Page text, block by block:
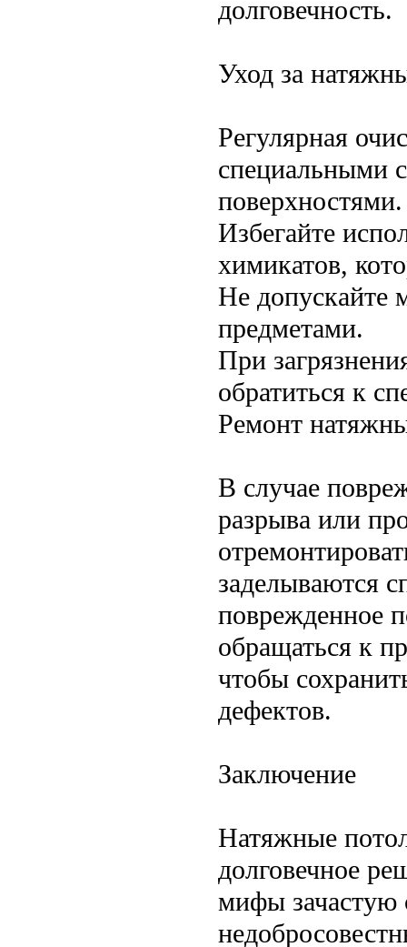
долговечность.
Уход за
Регулярная
специальными
поверхностями.
Избегайте
химикатов,
Не допускайте
предметами.
При
обратиться к
Ремонт
В случае
разрыва или
заделываются
поврежденное
обращаться к
чтобы
дефектов.
Заключение
Натяжные
долговечное
мифы зачастую